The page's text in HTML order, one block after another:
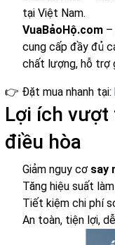
tại Việt Nam.
VuaBảoHộ.com –
cung cấp đầy đủ
chất lượng, hỗ trợ
👉 Đặt mua nhanh tại:
Lợi ích
điều hòa
Giảm nguy cơ say
Tăng hiệu suất
Tiết kiệm chi phí
An toàn, tiện lợi,